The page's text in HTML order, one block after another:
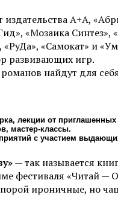
A+A,
«Мозаика
«Самокат» и
развивающих игр.
найдут для
лекции от
мастер-классы.
с участием
— так называется
фестиваля «Читай —
ироничные, но